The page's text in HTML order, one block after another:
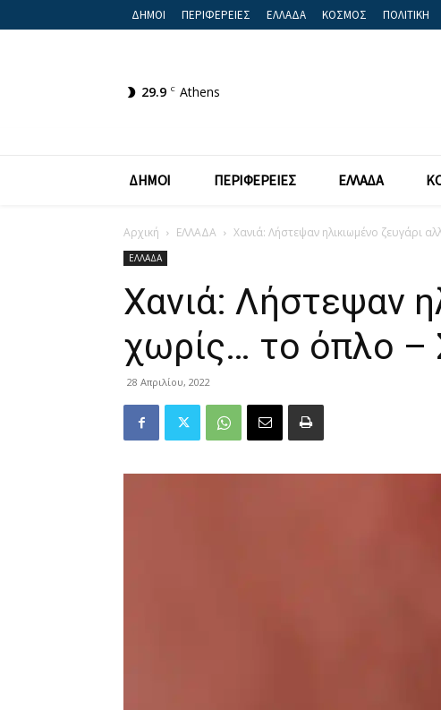
ΔΗΜΟΙ ΠΕΡΙΦΕΡΕΙΕΣ ΕΛΛΑΔΑ ΚΟΣΜΟΣ ΠΟΛΙΤΙΚΗ
29.9 C Athens
ΔΗΜΟΙ ΠΕΡΙΦΕΡΕΙΕΣ ΕΛΛΑΔΑ
Αρχική ΕΛΛΑΔΑ Χανιά: Λήστεψαν ηλικιωμένο ζευγάρι
ΕΛΛΑΔΑ
Χανιά: Λήστεψαν
χωρίς… το όπλο –
28 Απριλίου, 2022